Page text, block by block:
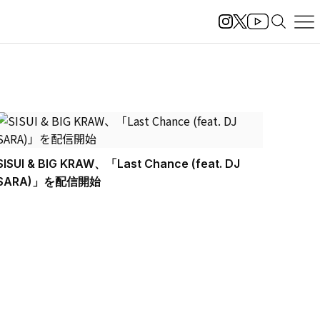
& BIG KRAW、「Last Chance (feat. DJ
」を配信開始